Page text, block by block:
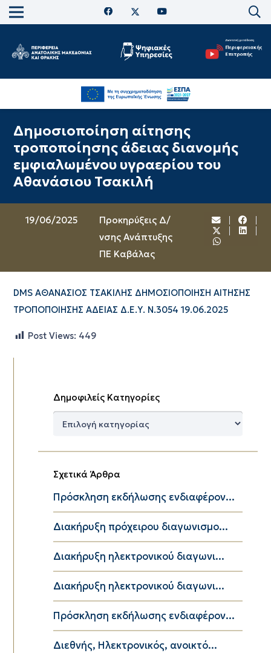
Δημοσιοποίηση αίτησης
τροποποίησης άδειας διανομής
εμφιαλωμένου υγραερίου του
Αθανάσιου Τσακιλή
19/06/2025
Προκηρύξεις Δ/
νσης Ανάπτυξης
ΠΕ Καβάλας
DMS ΑΘΑΝΑΣΙΟΣ ΤΣΑΚΙΛΗΣ ΔΗΜΟΣΙΟΠΟΙΗΣΗ ΑΙΤΗΣΗΣ
ΤΡΟΠΟΠΟΙΗΣΗΣ ΑΔΕΙΑΣ Δ.Ε.Υ. Ν.3054 19.06.2025
Post Views: 449
Δημοφιλείς Κατηγορίες
Δημοφιλείς
Σχετικά Άρθρα
Πρόσκληση εκδήλωσης ενδιαφέρον...
Διακήρυξη πρόχειρου διαγωνισμο...
Διακήρυξη ηλεκτρονικού διαγωνι...
Διακήρυξη ηλεκτρονικού διαγωνι...
Πρόσκληση εκδήλωσης ενδιαφέρον...
Διεθνής, Ηλεκτρονικός, ανοικτό...